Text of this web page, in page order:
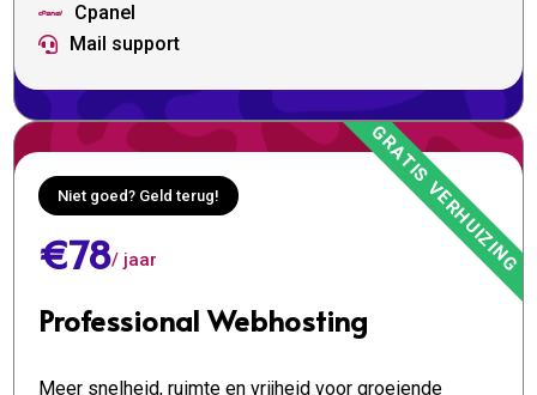
 Cpanel
 Mail support
Niet goed? Geld terug!
€78/ jaar
Professional Webhosting
Meer snelheid, ruimte en vrijheid voor groeiende